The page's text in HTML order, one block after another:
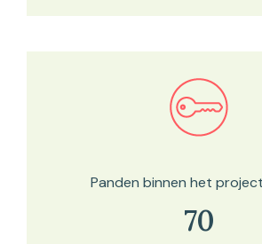
Bekijk in onze
Panden binnen het
70